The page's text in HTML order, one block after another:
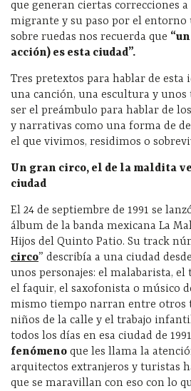
que generan ciertas correcciones
migrante y su paso por el entorno
sobre ruedas nos recuerda que
acción) es esta ciudad”.
Tres pretextos para hablar de esta
una canción, una escultura y unos
ser el preámbulo para hablar de
y narrativas como una forma de
el que vivimos, residimos o
Un gran circo, el de la maldita
ciudad
El 24 de septiembre de 1991 se
álbum de la banda mexicana La
Hijos del Quinto Patio. Su track
circo” describía a una ciudad desde
unos personajes: el malabarista, el
el faquir, el saxofonista o músico
mismo tiempo narran entre otros
niños de la calle y el trabajo
todos los días en esa ciudad de
fenómeno que les llama la
arquitectos extranjeros y turistas
que se maravillan con eso con lo